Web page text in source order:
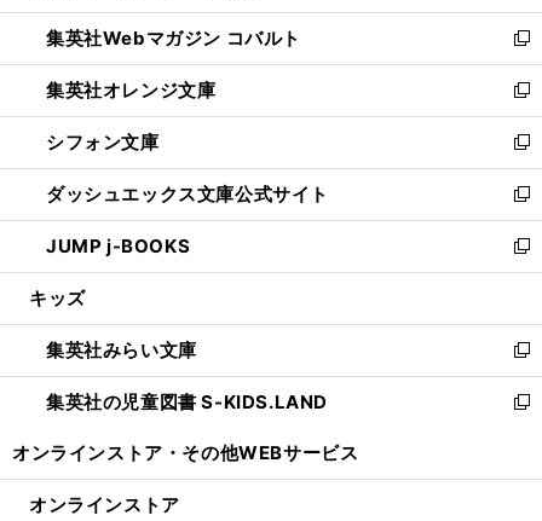
開
く
ウ
で
開
く
ン
ド
ウ
で
開
く
ウ
ィ
ン
ド
ウ
で
開
く
集英社Webマガジン コバルト
新
し
い
ウ
ィ
ン
ド
ウ
で
開
集英社オレンジ文庫
新
し
い
ウ
ィ
ン
ド
ウ
開
く
シフォン文庫
新
し
い
ウ
ィ
ン
ウ
で
開
く
ダッシュエックス文庫公式サイト
新
し
い
ウ
ン
ド
ウ
で
JUMP j-BOOKS
新
し
ウ
ィ
ン
ド
開
キッズ
集英社みらい文庫
新
し
い
ン
集英社の児童図書 S-KIDS.LAND
新
ウ
オンラインストア・ その他WEBサービス
オンラインストア